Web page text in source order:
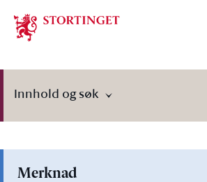
Stortinget.no
Innhold og søk
Merknad